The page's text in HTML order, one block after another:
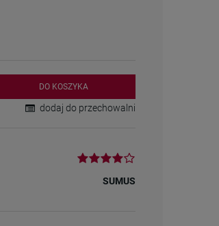
DO KOSZYKA
dodaj do przechowalni
SUMUS